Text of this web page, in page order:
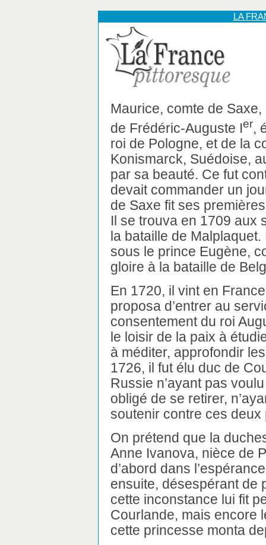
LA
Maurice, comte de
de Frédéric-Auguste Ier,
roi de Pologne, et de la
Konismarck, Suédoise,
par sa beauté. Ce fut
devait commander un
de Saxe fit ses
Il se trouva en 1709 aux
la bataille de
sous le prince Eugène,
gloire à la bataille de
En 1720, il vint en
proposa d’entrer au
consentement du roi
le loisir de la paix à
à méditer, approfondir
1726, il fut élu duc de
Russie n’ayant pas
obligé de se retirer,
soutenir contre ces deux
On prétend que la
Anne Ivanova, nièce de
d’abord dans
ensuite, désespérant de
cette inconstance lui fit
Courlande, mais encore
cette princesse monta